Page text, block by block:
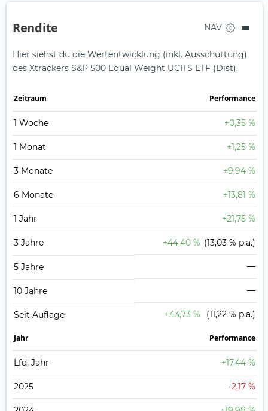
Rendite NAV
Hier siehst du die Wertentwicklung (inkl. Ausschüttung)
des Xtrackers S&P 500 Equal Weight UCITS ETF (Dist).
Zeit­raum Perfor­mance
1 Woche +0,35 %
1 Monat +1,25 %
3 Monate +9,94 %
6 Monate +13,81 %
1 Jahr +21,75 %
3 Jahre +44,40 % (13,03 % p.a.)
5 Jahre —
10 Jahre —
Seit Auflage +43,73 % (11,22 % p.a.)
Jahr Perfor­mance
Lfd. Jahr +17,44 %
2025 -2,17 %